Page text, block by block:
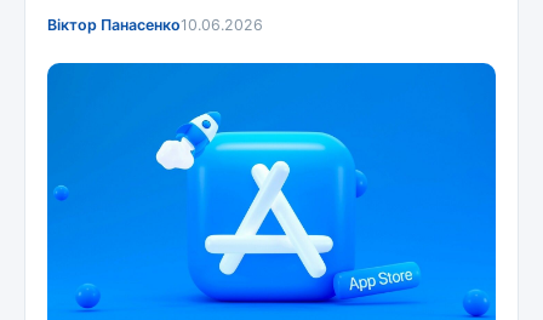
Віктор Панасенко10.06.2026